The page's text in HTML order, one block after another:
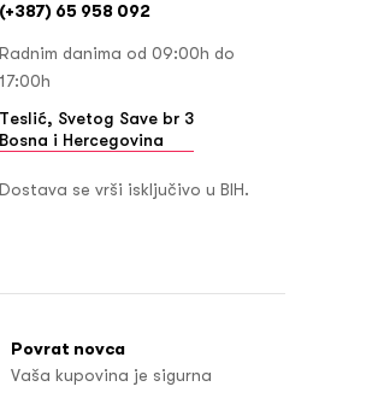
(+387) 65 958 092
Radnim danima od 09:00h do
17:00h
Teslić, Svetog Save br 3
Bosna i Hercegovina
Dostava se vrši isključivo u BIH.
Povrat novca
Vaša kupovina je sigurna